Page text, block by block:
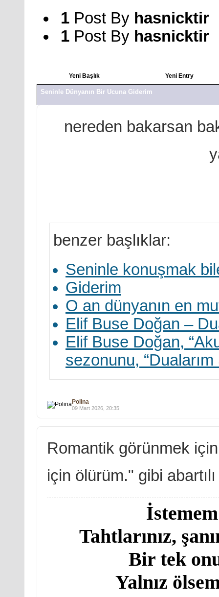
1 Post By hasnicktir
1 Post By hasnicktir
Yeni Başlık Yeni Entry
Seninle Dünyanın Bir Ucuna Giderim
nereden bakarsan
benzer başlıklar:
Seninle konuşmak
Giderim
O an dünyanın en
Elif Buse Doğan –
Elif Buse Doğan,
sezonunu, “Dualarım
Polina
09 Mart 2026, 20:35
Romantik görünmek
için ölürüm." gibi
Tahtlarınız,
Bir tek
Yalnız